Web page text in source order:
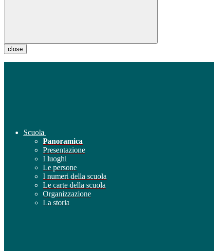
close
Scuola
Panoramica
Presentazione
I luoghi
Le persone
I numeri della scuola
Le carte della scuola
Organizzazione
La storia